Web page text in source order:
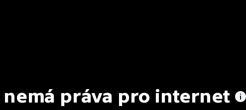
nemá práva pro internet